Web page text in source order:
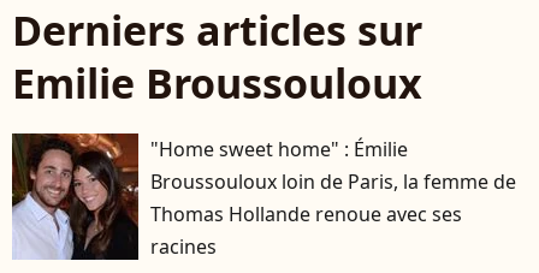
Derniers articles sur
Emilie Broussouloux
"Home sweet home" : Émilie
Broussouloux loin de Paris, la femme de
Thomas Hollande renoue avec ses
racines